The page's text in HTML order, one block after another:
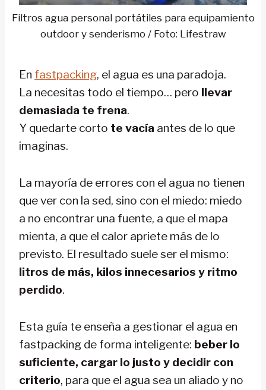
Filtros agua personal portátiles para equipamiento
outdoor y senderismo / Foto: Lifestraw
En fastpacking, el agua es una paradoja.
La necesitas todo el tiempo… pero llevar
demasiada te frena.
Y quedarte corto te vacía antes de lo que
imaginas.
La mayoría de errores con el agua no tienen
que ver con la sed, sino con el miedo: miedo
a no encontrar una fuente, a que el mapa
mienta, a que el calor apriete más de lo
previsto. El resultado suele ser el mismo:
litros de más, kilos innecesarios y ritmo
perdido.
Esta guía te enseña a gestionar el agua en
fastpacking de forma inteligente: beber lo
suficiente, cargar lo justo y decidir con
criterio, para que el agua sea un aliado y no